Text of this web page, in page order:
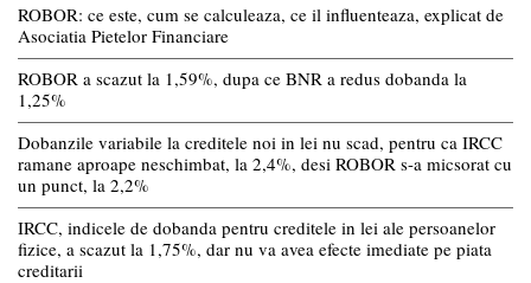
ROBOR: ce este, cum se calculeaza, ce il influenteaza, explicat de
Asociatia Pietelor Financiare
ROBOR a scazut la 1,59%, dupa ce BNR a redus dobanda la
1,25%
Dobanzile variabile la creditele noi in lei nu scad, pentru ca IRCC
ramane aproape neschimbat, la 2,4%, desi ROBOR s-a micsorat cu
un punct, la 2,2%
IRCC, indicele de dobanda pentru creditele in lei ale persoanelor
fizice, a scazut la 1,75%, dar nu va avea efecte imediate pe piata
creditarii